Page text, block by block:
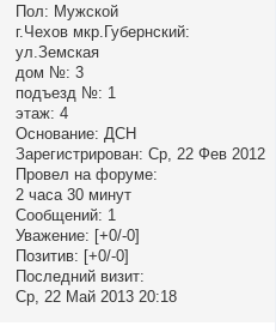
Пол: Мужской
г.Чехов мкр.Губернский:
ул.Земская
дом №: 3
подъезд №: 1
этаж: 4
Основание: ДСН
Зарегистрирован: Ср, 22 Фев 2012
Провел на форуме:
2 часа 30 минут
Сообщений: 1
Уважение: [+0/-0]
Позитив: [+0/-0]
Последний визит:
Ср, 22 Май 2013 20:18